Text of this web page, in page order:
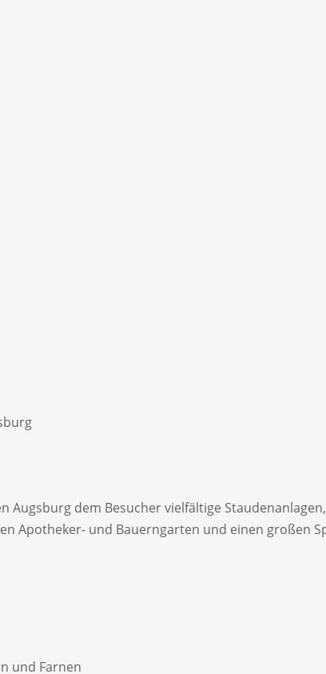
Augsburg dem Besucher vielfältige
Apotheker- und Bauerngarten und einen großen
und Farnen